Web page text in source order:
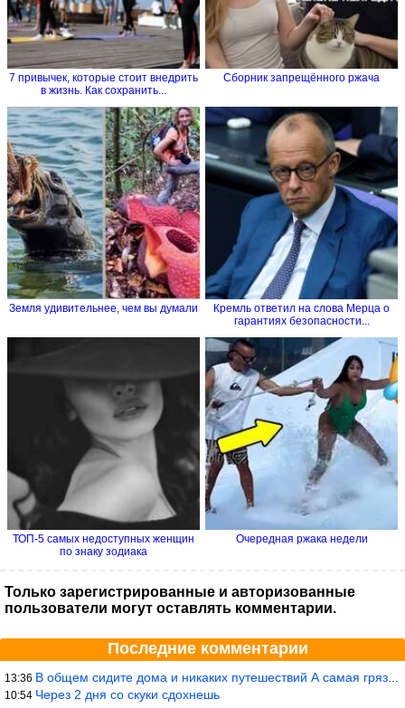
7 привычек, которые стоит внедрить
в жизнь. Как сохранить...
Сборник запрещённого ржача
Земля удивительнее, чем вы думали
Кремль ответил на слова Мерца о
гарантиях безопасности...
ТОП-5 самых недоступных женщин
по знаку зодиака
Очередная ржака недели
Только зарегистрированные и авторизованные
пользователи могут оставлять комментарии.
Последние комментарии
13:36 В общем сидите дома и никаких путешествий А самая грязная в от
10:54 Через 2 дня со скуки сдохнешь